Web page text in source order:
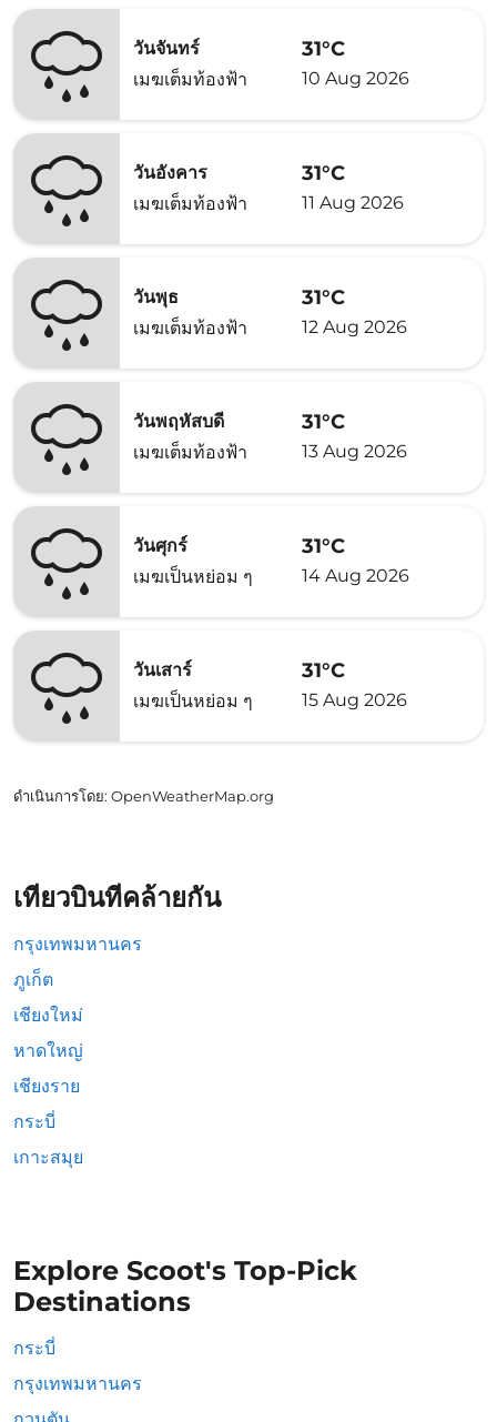
วันจันทร์
เมฆเต็มท้องฟ้า
31°C
10 Aug 2026
วันอังคาร
เมฆเต็มท้องฟ้า
31°C
11 Aug 2026
วันพุธ
เมฆเต็มท้องฟ้า
31°C
12 Aug 2026
วันพฤหัสบดี
เมฆเต็มท้องฟ้า
31°C
13 Aug 2026
วันศุกร์
เมฆเป็นหย่อม ๆ
31°C
14 Aug 2026
วันเสาร์
เมฆเป็นหย่อม ๆ
31°C
15 Aug 2026
ดำเนินการโดย: OpenWeatherMap.org
เที่ยวบินที่คล้ายกัน
กรุงเทพมหานคร
ภูเก็ต
เชียงใหม่
หาดใหญ่
เชียงราย
กระบี่
เกาะสมุย
Explore Scoot's Top-Pick
Destinations
กระบี่
กรุงเทพมหานคร